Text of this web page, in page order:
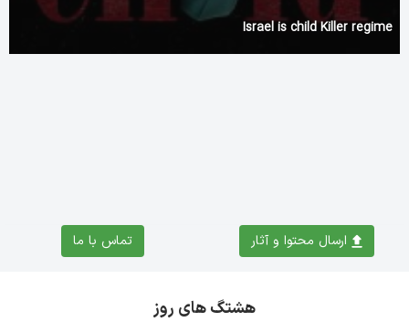
Israel is child Killer regime
ارسال محتوا و آثار تماس با ما
هشتگ های روز